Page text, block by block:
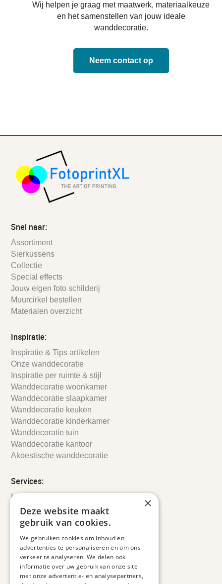
Wij helpen je graag met maatwerk, materiaalkeuze
en het samenstellen van jouw ideale
wanddecoratie.
Neem contact op
Snel naar:
Assortiment
Sierkussens
Collectie
Special effects
Jouw eigen foto schilderij
Muurcirkel bestellen
Materialen overzicht
Inspiratie:
Inspiratie & Tips artikelen
Onze wanddecoratie
Inspiratie per ruimte & stijl
Wanddecoratie woonkamer
Wanddecoratie slaapkamer
Wanddecoratie keuken
Wanddecoratie kinderkamer
Wanddecoratie tuin
Wanddecoratie kantoor
Akoestische wanddecoratie
Services:
Leveringsinformatie
Retourbeleid
Informatie
Veelgestelde vragen
Duurzaam ondernemen
Contact informatie
×
Deze website maakt
gebruik van cookies.
We gebruiken cookies om inhoud en
advertenties te personaliseren en om ons
verkeer te analyseren. We delen ook
informatie over uw gebruik van onze site
met onze advertentie- en analysepartners,